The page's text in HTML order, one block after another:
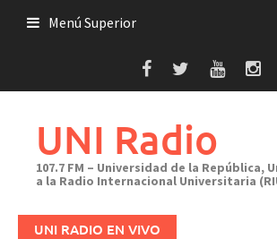
Menú Superior
UNI Radio
107.7 FM – Universidad de la República,
a la Radio Internacional Universitaria
UNI RADIO EN VIVO